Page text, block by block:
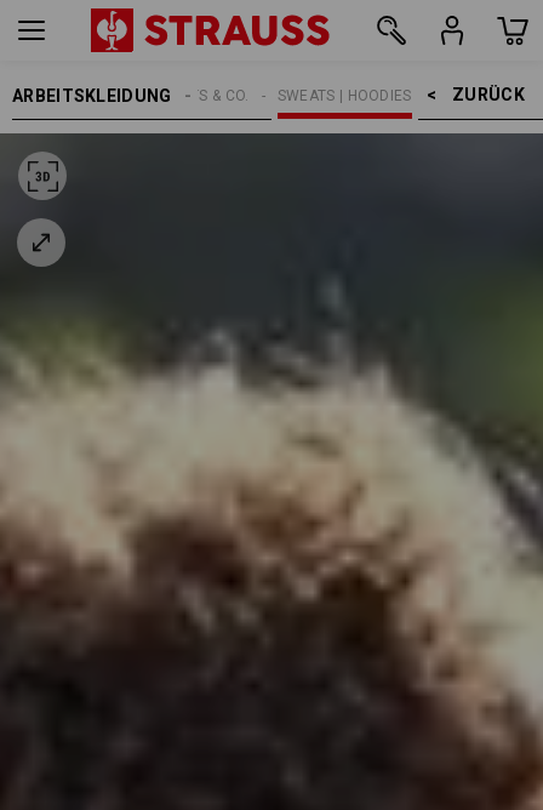
ARBEITSKLEIDUNG ZURÜCK    >
SWEATS | HOODIES
SHIRTS & CO.
HERREN